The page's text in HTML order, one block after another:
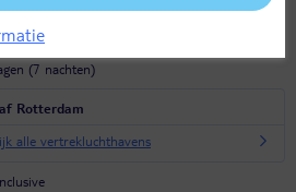
Tenerife Playa Paraiso
aug 2026
(7 nachten)
Rotterdam
alle vertrekluchthavens